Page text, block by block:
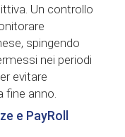
Un controllo
spingendo
nei periodi
evitare
fine anno.
e PayRoll